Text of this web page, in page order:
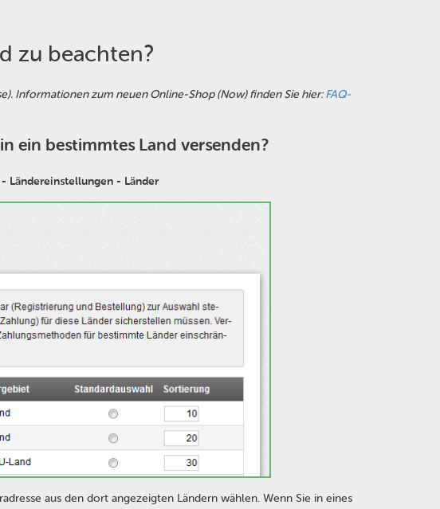
zu beachten?
Informationen zum neuen Online-Shop (Now) finden Sie hier:FAQ-
ein bestimmtes Land versenden?
Ländereinstellungen - Länder
aus den dort angezeigten Ländern wählen. Wenn Sie in eines